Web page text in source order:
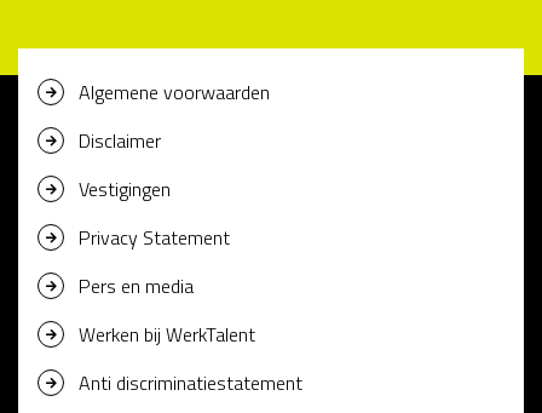
Algemene voorwaarden
Disclaimer
Vestigingen
Privacy Statement
Pers en media
Werken bij WerkTalent
Anti discriminatiestatement